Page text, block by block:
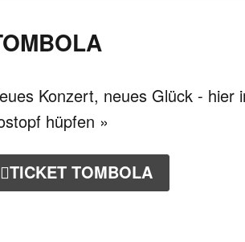
Konzert, neues Glück - hier
hüpfen »
TICKET TOMBOLA